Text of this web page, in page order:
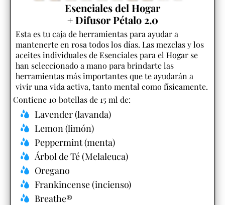
Esenciales del Hogar
+ Difusor Pétalo 2.0
Esta es tu caja de herramientas para ayudar a
mantenerte en rosa todos los días. Las mezclas y los
aceites individuales de Esenciales para el Hogar se
han seleccionado a mano para brindarte las
herramientas más importantes que te ayudarán a
vivir una vida activa, tanto mental como físicamente.
Contiene 10 botellas de 15 ml de:
Lavender (lavanda)
Lemon (limón)
Peppermint (menta)
Árbol de Té (Melaleuca)
Oregano
Frankincense (incienso)
Breathe®